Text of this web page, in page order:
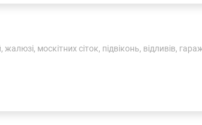
москітних сіток, підвіконь, відливів,